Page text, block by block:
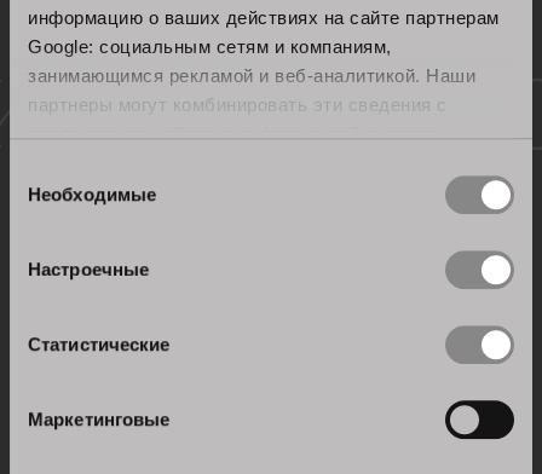
информацию о ваших действиях на сайте партнерам
Google: социальным сетям и компаниям,
занимающимся рекламой и веб-аналитикой. Наши
партнеры могут комбинировать эти сведения с
предоставленной вами информацией, а также
вами их сервисов.
согласия
Необходимые
Настроечные
Статистические
Маркетинговые
Сертифицированное
качество